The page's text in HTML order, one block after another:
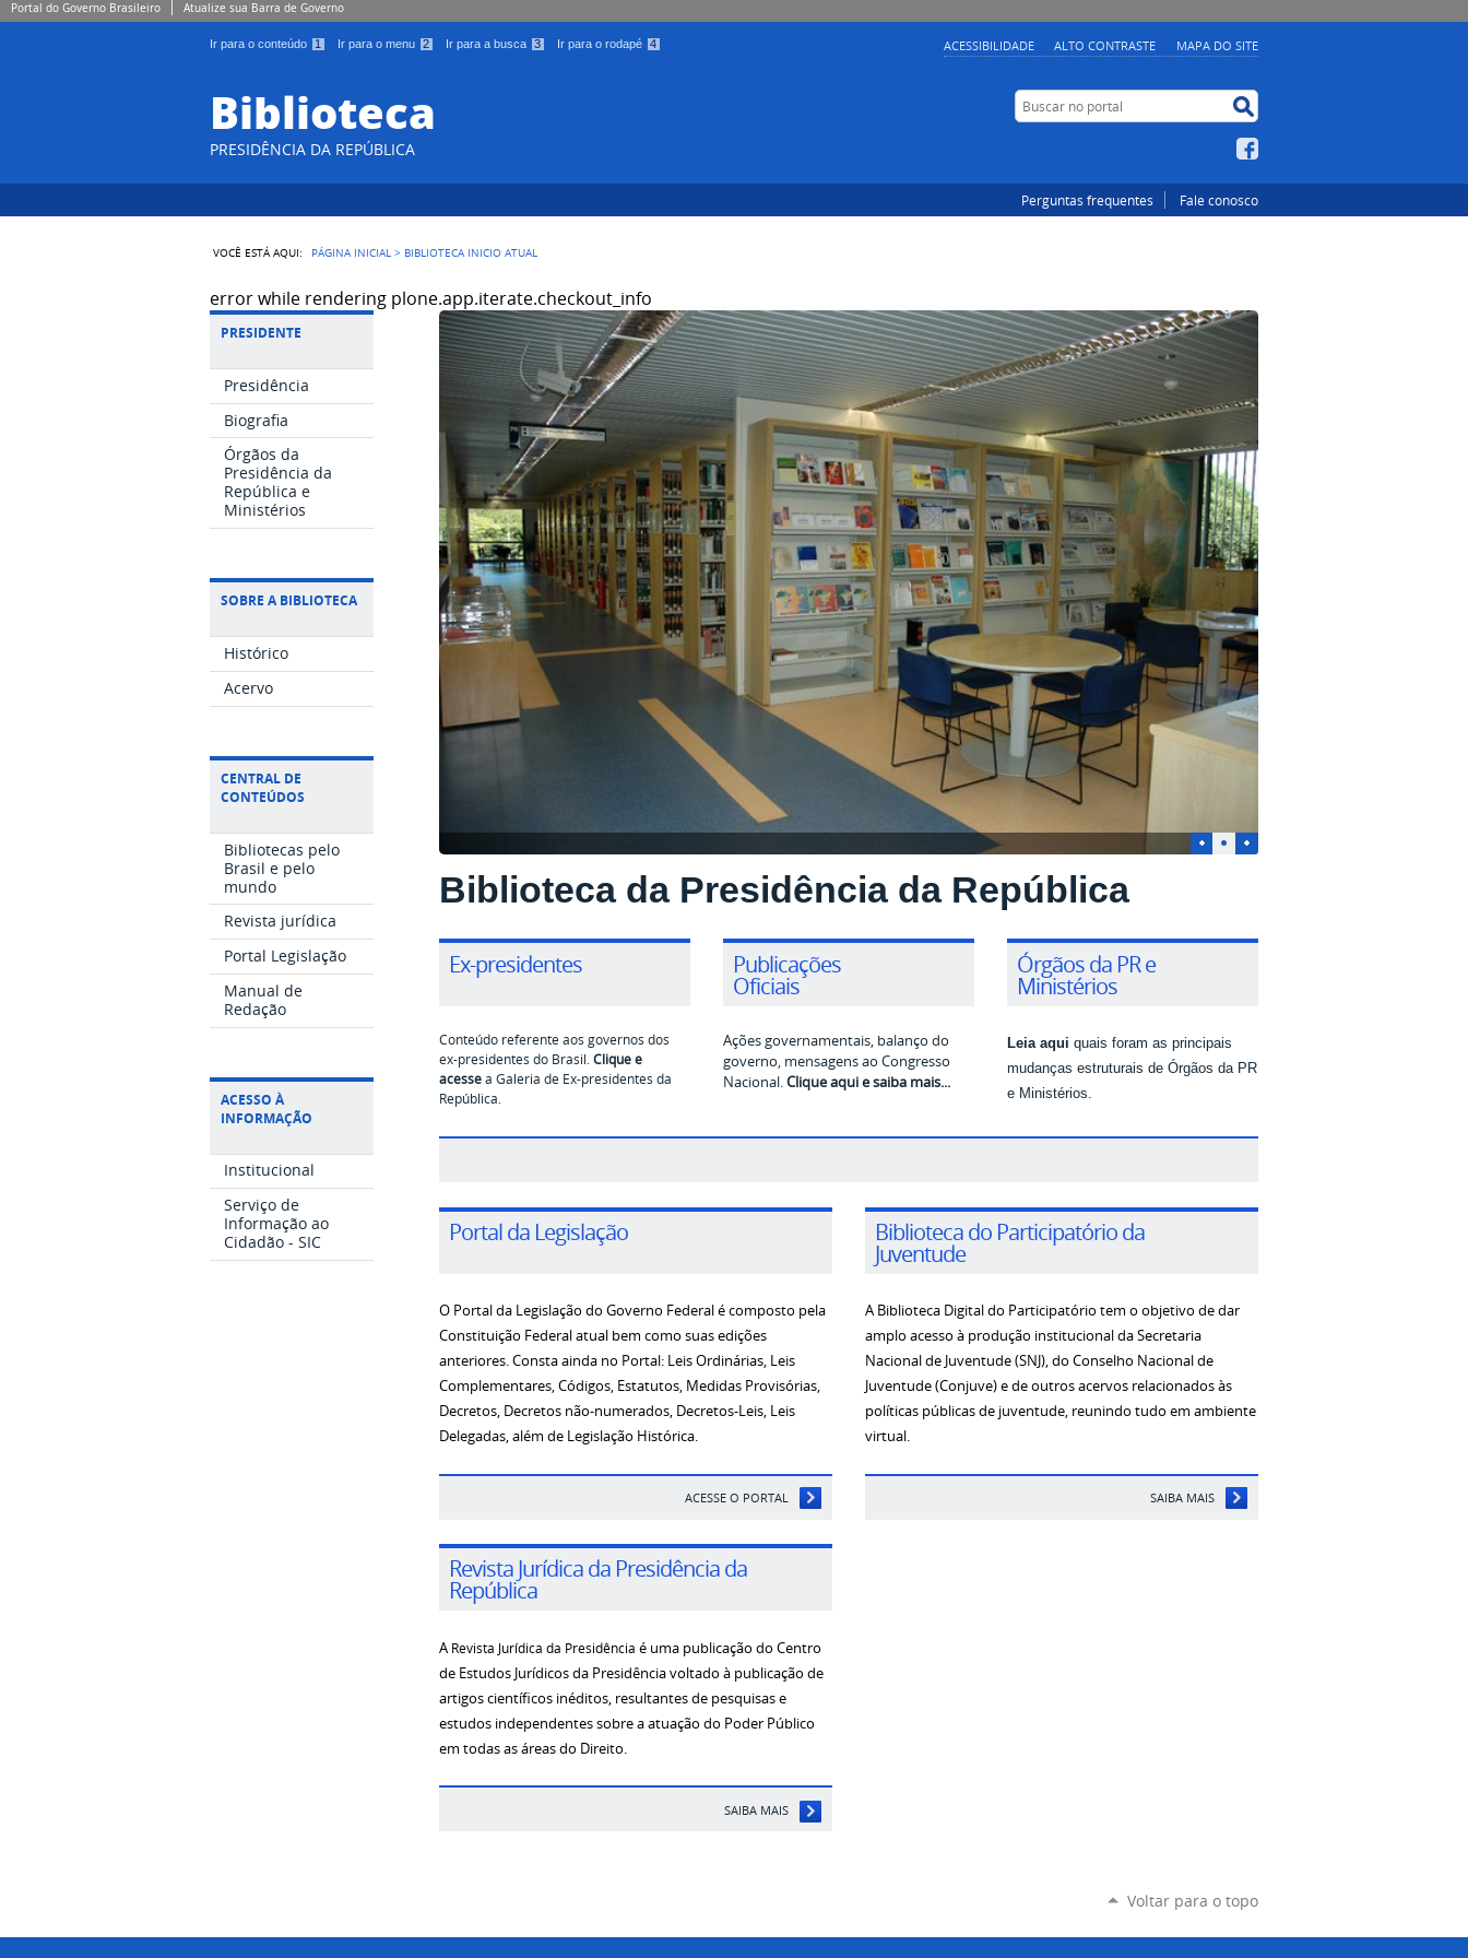
Portal do Governo Brasileiro Atualize sua Barra de Governo
Ir para o conteúdo 1 Ir para o menu 2 Ir para a busca 3 Ir para o rodapé 4 ACESSIBILIDADE ALTO CONTRASTE MAPA DO SITE
Biblioteca
PRESIDÊNCIA DA REPÚBLICA
Buscar no portal
Perguntas frequentes Fale conosco
VOCÊ ESTÁ AQUI: PÁGINA INICIAL > BIBLIOTECA INICIO ATUAL
error while rendering plone.app.iterate.checkout_info
PRESIDENTE
Presidência
Biografia
Órgãos da
Presidência da
República e
Ministérios
SOBRE A BIBLIOTECA
Histórico
Acervo
CENTRAL DE
CONTEÚDOS
Bibliotecas pelo
Brasil e pelo
mundo
Revista jurídica
Portal Legislação
Manual de
Redação
ACESSO À
INFORMAÇÃO
Institucional
Serviço de
Informação ao
Cidadão - SIC
Biblioteca da Presidência da República
Ex-presidentes
Conteúdo referente aos governos dos
ex-presidentes do Brasil.Clique e
acessea Galeria de Ex-presidentes da
República.
Publicações
Oficiais
Ações governamentais, balanço do
governo, mensagens ao Congresso
Nacional.Clique aqui e saiba mais...
Órgãos da PR e
Ministérios
Leia aqui quais foram as principais
mudanças estruturais de Órgãos da PR
e Ministérios
Portal da Legislação
O Portal da Legislação do Governo Federal é composto pela
Constituição Federal atual bem como suas edições
anteriores. Consta ainda no Portal: Leis Ordinárias, Leis
Complementares, Códigos, Estatutos, Medidas Provisórias,
Decretos, Decretos não-numerados, Decretos-Leis, Leis
Delegadas, além de Legislação Histórica.
ACESSE O PORTAL
Revista Jurídica da Presidência da
República
A Revista Jurídica da Presidência é uma publicação do Centro
de Estudos Jurídicos da Presidência voltado à publicação de
artigos científicos inéditos, resultantes de pesquisas e
estudos independentes sobre a atuação do Poder Público
em todas as áreas do Direito.
SAIBA MAIS
Biblioteca do Participatório da
Juventude
A Biblioteca Digital do Participatório tem o objetivo de dar
amplo acesso à produção institucional da Secretaria
Nacional de Juventude (SNJ), do Conselho Nacional de
Juventude (Conjuve) e de outros acervos relacionados às
políticas públicas de juventude, reunindo tudo em ambiente
virtual.
SAIBA MAIS
Voltar para o topo